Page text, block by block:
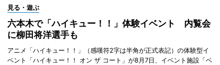
見る・遊ぶ
六本木で「ハイキュー！！」体験イベント 内覧会
に柳田将洋選手も
アニメ「ハイキュー！！」（感嘆符2字は半角が正式表記）の体験型イ
ベント「ハイキュー！！ オン ザ コート」が8月7日、イベント施設「ベ